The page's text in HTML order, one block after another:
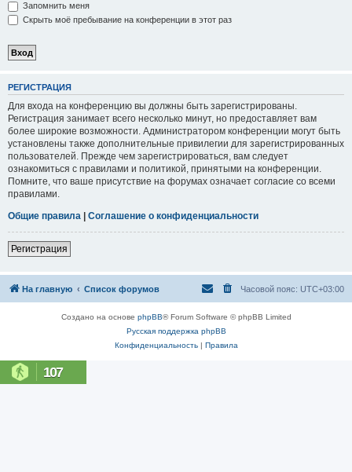
Запомнить меня
Скрыть моё пребывание на конференции в этот раз
РЕГИСТРАЦИЯ
Для входа на конференцию вы должны быть зарегистрированы.
Регистрация занимает всего несколько минут, но предоставляет вам
более широкие возможности. Администратором конференции могут быть
установлены также дополнительные привилегии для зарегистрированных
пользователей. Прежде чем зарегистрироваться, вам следует
ознакомиться с правилами и политикой, принятыми на конференции.
Помните, что ваше присутствие на форумах означает согласие со всеми
правилами.
Общие правила | Соглашение о конфиденциальности
Регистрация
На главную Список форумов Часовой пояс: UTC+03:00
Создано на основе phpBB® Forum Software © phpBB Limited
Русская поддержка phpBB
Конфиденциальность| Правила
107